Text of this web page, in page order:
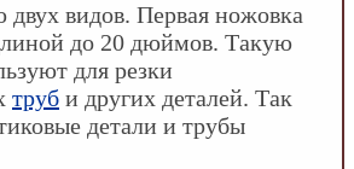
двух видов. Первая ножовка
до 20 дюймов. Такую
для резки
труб и других деталей. Так
детали и трубы